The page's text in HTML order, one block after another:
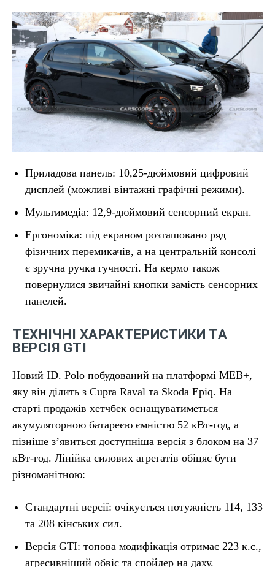
Приладова панель: 10,25-дюймовий цифровий
дисплей (можливі вінтажні графічні режими).
Мультимедіа: 12,9-дюймовий сенсорний екран.
Ергономіка: під екраном розташовано ряд
фізичних перемикачів, а на центральній консолі
є зручна ручка гучності. На кермо також
повернулися звичайні кнопки замість сенсорних
панелей.
ТЕХНІЧНІ ХАРАКТЕРИСТИКИ ТА
ВЕРСІЯ GTI
Новий ID. Polo побудований на платформі MEB+,
яку він ділить з Cupra Raval та Skoda Epiq. На
старті продажів хетчбек оснащуватиметься
акумуляторною батареєю ємністю 52 кВт-год, а
пізніше з’явиться доступніша версія з блоком на 37
кВт-год. Лінійка силових агрегатів обіцяє бути
різноманітною:
Стандартні версії: очікується потужність 114, 133
та 208 кінських сил.
Версія GTI: топова модифікація отримає 223 к.с.,
агресивніший обвіс та спойлер на даху.